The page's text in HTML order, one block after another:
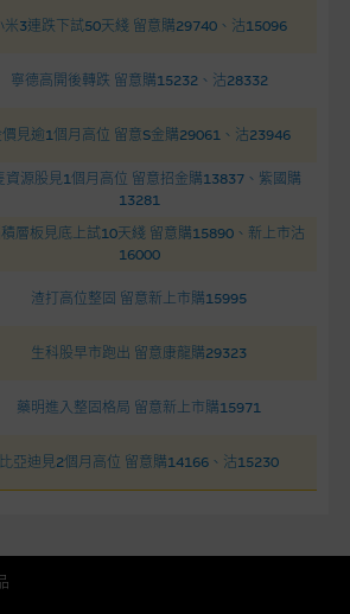
米3連跌下試50天綫 留意購29740、沽15096
寧德高開後轉跌 留意購15232、沽28332
價見逾1個月高位 留意S金購29061、沽23946
資源股見1個月高位 留意招金購13837、紫國購
13281
層板見底上試10天綫 留意購15890、新上市沽
16000
渣打高位整固 留意新上市購15995
生科股早市跑出 留意康龍購29323
藥明進入整固格局 留意新上市購15971
比亞迪見2個月高位 留意購14166、沽15230
公開資料或分析是基於我們相信的假設及參
因此並不保證該類報價單、公開資料或分析
現。過去業績並不保證將來表現。網站內容
陳述，亦不保證網站內容在任何用途上均完
除非這是有關適用的的法律及/或法規所規
貸款或其他工具。網站內容由麥格理集團所
證或預測將來表現。
況下，麥格理集團及其任何相關公司或其董
代理人不作陳述，亦不保證網站內容，或
任何人士對網站內容的依賴而導致的損失